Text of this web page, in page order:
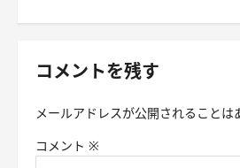
ナ
ビ
ー
シ
コメントを残す
メールアドレスが公開されることは
コメント ※